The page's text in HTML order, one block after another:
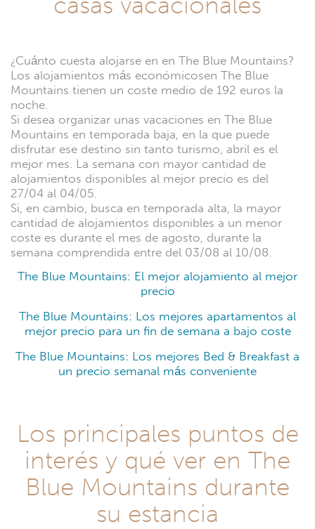
¿Cuánto cuesta alojarse en en The Blue Mountains?
Los alojamientos más económicosen The Blue
Mountains tienen un coste medio de 192 euros la
noche.
Si desea organizar unas vacaciones en The Blue
Mountains en temporada baja, en la que puede
disfrutar ese destino sin tanto turismo, abril es el
mejor mes. La semana con mayor cantidad de
alojamientos disponibles al mejor precio es del
27/04 al 04/05.
Si, en cambio, busca en temporada alta, la mayor
cantidad de alojamientos disponibles a un menor
coste es durante el mes de agosto, durante la
semana comprendida entre del 03/08 al 10/08.
The Blue Mountains: El mejor alojamiento al mejor
precio
The Blue Mountains: Los mejores apartamentos al
mejor precio para un fin de semana a bajo coste
The Blue Mountains: Los mejores Bed & Breakfast a
un precio semanal más conveniente
Los principales puntos de
interés y qué ver en The
Blue Mountains durante
su estancia